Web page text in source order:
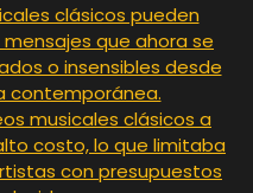
clásicos pueden
que ahora se
o insensibles desde
contemporánea.
musicales clásicos a
costo, lo que limitaba
con presupuestos